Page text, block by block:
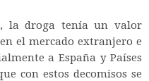
la droga tenía un valor
el mercado extranjero e
a España y Países
con estos decomisos se